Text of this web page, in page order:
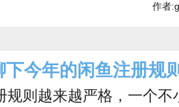
作者
下今年的闲鱼注册规
规则越来越严格，一个